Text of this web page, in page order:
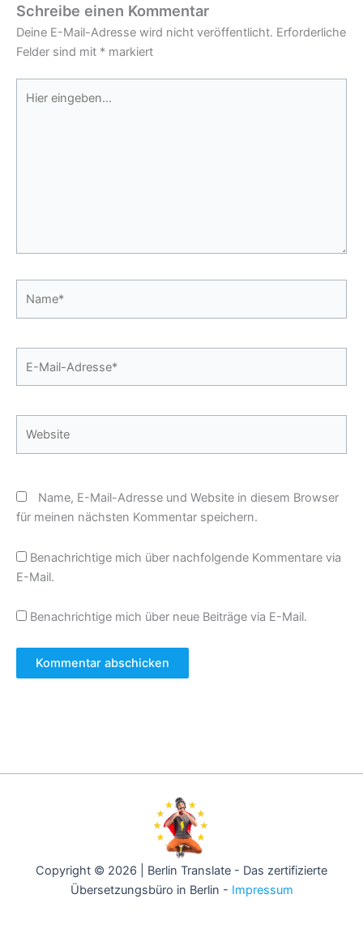
Schreibe einen Kommentar
Deine E-Mail-Adresse wird nicht veröffentlicht. Erforderliche
Felder sind mit * markiert
eingeben…
Mail-
Name, E-Mail-Adresse und Website in diesem Browser
für meinen nächsten Kommentar speichern.
Benachrichtige mich über nachfolgende Kommentare via
E-Mail.
Benachrichtige mich über neue Beiträge via E-Mail.
Copyright © 2026 | Berlin Translate - Das zertifizierte
Übersetzungsbüro in Berlin - Impressum